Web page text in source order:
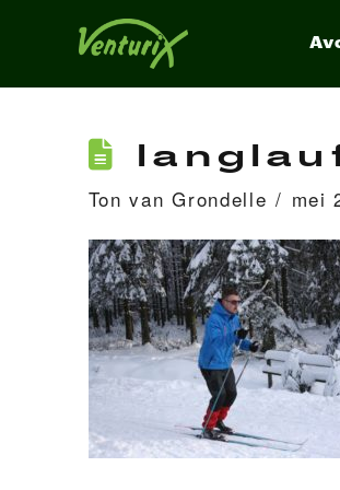
Ton van Grondelle mei